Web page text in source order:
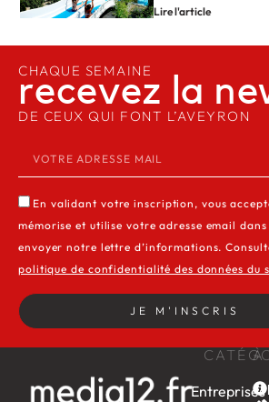
Lire l'article
Entreprises
À
CHAQUE SEMAINE
recevez la
DE CEUX QUI FONT L’AVEYRON
En validant votre inscription, vous
mémorise et utilise votre adresse email dans
envoyer notre lettre d’informations.
politique de confidentialité des données du
JE M'INSCRIS